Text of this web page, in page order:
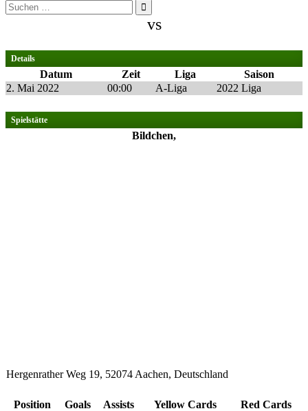
Suchen
nach:
vs
Details
Datum Zeit Liga
Saison
2. Mai 2022
00:00 A-Liga 2022 Liga
Spielstätte
Bildchen,
Hergenrather Weg 19, 52074 Aachen, Deutschland
Position Goals Assists Yellow Cards
Red Cards